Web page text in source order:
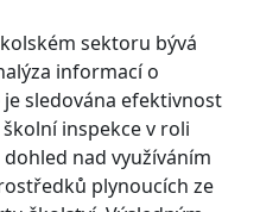
sektoru bývá
informací o
sledována efektivnost
inspekce v roli
nad využíváním
plynoucích ze